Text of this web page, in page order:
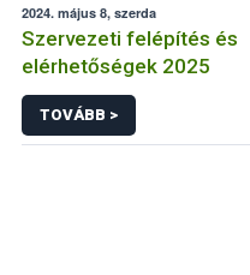
2024. május 8, szerda
Szervezeti felépítés és
elérhetőségek 2025
TOVÁBB >